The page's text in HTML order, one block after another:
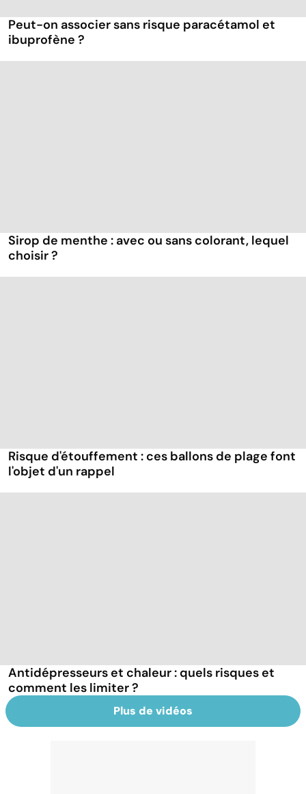
Peut-on associer sans risque paracétamol et
ibuprofène ?
Sirop de menthe : avec ou sans colorant, lequel
choisir ?
Risque d'étouffement : ces ballons de plage font
l'objet d'un rappel
Antidépresseurs et chaleur : quels risques et
comment les limiter ?
Plus de vidéos